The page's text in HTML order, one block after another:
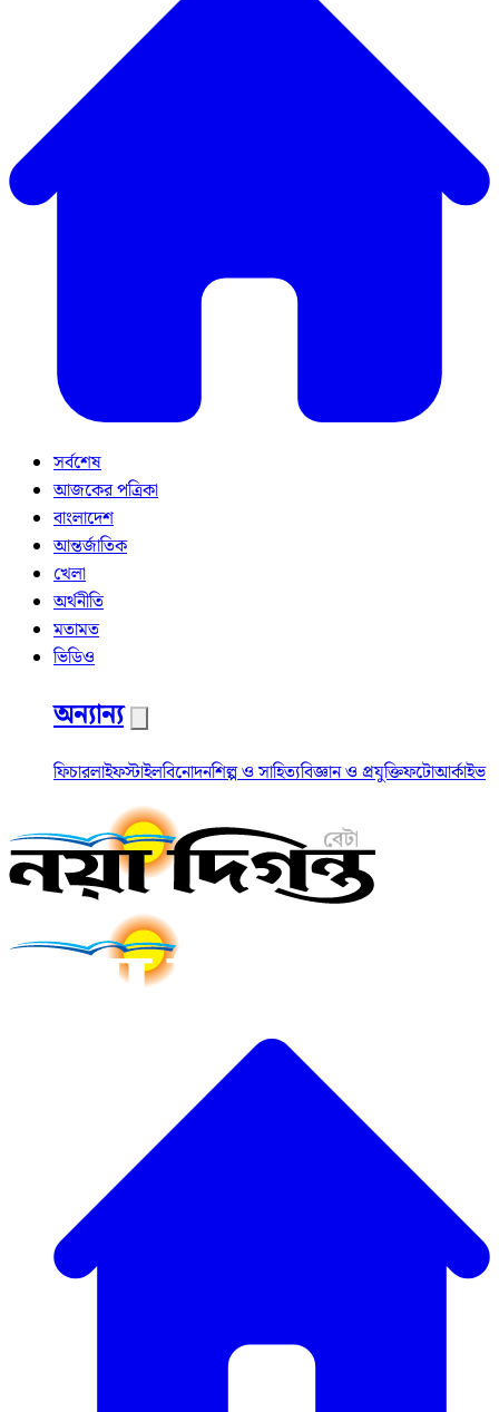
সর্বশেষ
আজকের পত্রিকা
বাংলাদেশ
আন্তর্জাতিক
খেলা
অর্থনীতি
মতামত
ভিডিও
অন্যান্য
ফিচারলাইফস্টাইলবিনোদনশিল্প ও সাহিত্যবিজ্ঞান ও প্রযুক্তিফটোআর্কাইভ